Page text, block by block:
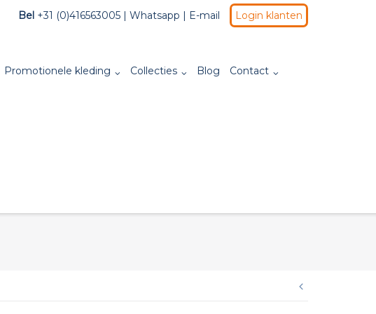
Bel +31 (0)416563005 |Whatsapp | E-mail Login klanten
Promotionele kleding Collecties Blog Contact